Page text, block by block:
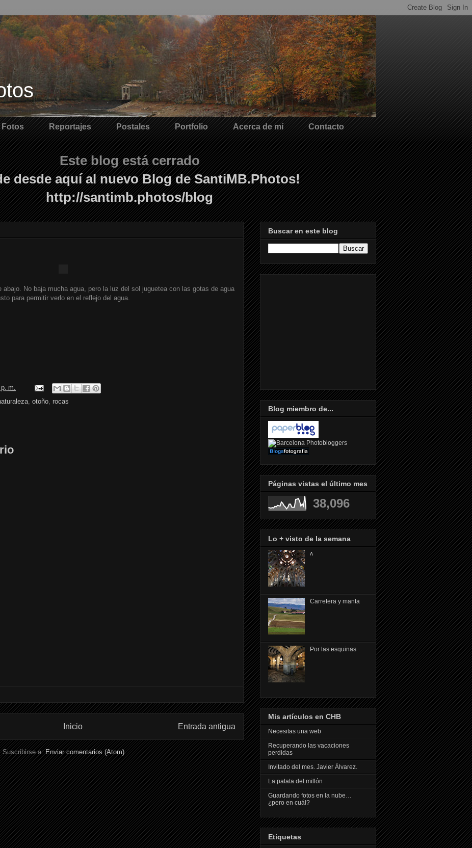
Fotos Reportajes Postales Portfolio Acerca de mí Contacto
Este blog está cerrado
desde aquí al nuevo Blog de SantiMB.Photos!
http://santimb.photos/blog
No baja mucha agua, pero la luz del sol juguetea con las gotas de agua
para permitir verlo en el reflejo del agua.
m.
, otoño, rocas
Entrada antigua
Inicio
Suscribirse a:Enviar comentarios (Atom)
Buscar en este blog
Blog miembro de...
Páginas vistas el último mes
38,096
Lo + visto de la semana
ᴧ
Carretera y manta
Por las esquinas
Mis artículos en CHB
Necesitas una web
Recuperando las vacaciones
perdidas
Invitado del mes. Javier Álvarez.
La patata del millón
Guardando fotos en la nube…
¿pero en cuál?
Etiquetas